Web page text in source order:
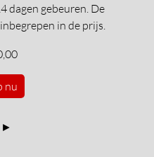
dagen gebeuren. De
in de prijs.
nu
►